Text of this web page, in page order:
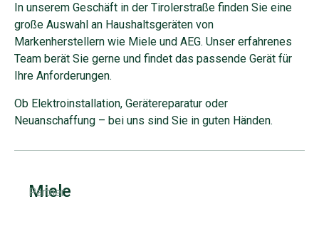
In unserem Geschäft in der Tirolerstraße finden Sie eine
große Auswahl an Haushaltsgeräten von
Markenherstellern wie Miele und AEG. Unser erfahrenes
Team berät Sie gerne und findet das passende Gerät für
Ihre Anforderungen.
Ob Elektroinstallation, Gerätereparatur oder
Neuanschaffung – bei uns sind Sie in guten Händen.
Miele
Partner